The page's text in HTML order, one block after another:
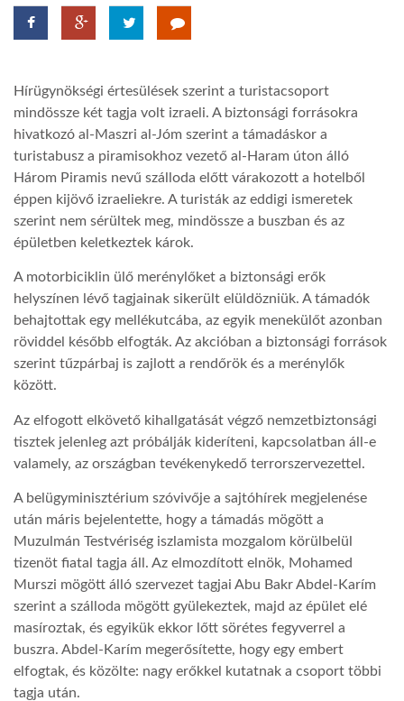
TROPICALMAGAZIN
AFRIKA TUDÁSTÁR
LINKTR.EE
GLOBOZSARU
DOBRAVERO.HU
LATIMO.HU
Hírügynökségi értesülések szerint a turistacsoport
mindössze két tagja volt izraeli. A biztonsági forrásokra
hivatkozó al-Maszri al-Jóm szerint a támadáskor a
turistabusz a piramisokhoz vezető al-Haram úton álló
Három Piramis nevű szálloda előtt várakozott a hotelből
éppen kijövő izraeliekre. A turisták az eddigi ismeretek
szerint nem sérültek meg, mindössze a buszban és az
épületben keletkeztek károk.
A motorbiciklin ülő merénylőket a biztonsági erők
helyszínen lévő tagjainak sikerült elüldözniük. A támadók
behajtottak egy mellékutcába, az egyik menekülőt azonban
röviddel később elfogták. Az akcióban a biztonsági források
szerint tűzpárbaj is zajlott a rendőrök és a merénylők
között.
Az elfogott elkövető kihallgatását végző nemzetbiztonsági
tisztek jelenleg azt próbálják kideríteni, kapcsolatban áll-e
valamely, az országban tevékenykedő terrorszervezettel.
A belügyminisztérium szóvivője a sajtóhírek megjelenése
után máris bejelentette, hogy a támadás mögött a
Muzulmán Testvériség iszlamista mozgalom körülbelül
tizenöt fiatal tagja áll. Az elmozdított elnök, Mohamed
Murszi mögött álló szervezet tagjai Abu Bakr Abdel-Karím
szerint a szálloda mögött gyülekeztek, majd az épület elé
masíroztak, és egyikük ekkor lőtt sörétes fegyverrel a
buszra. Abdel-Karím megerősítette, hogy egy embert
elfogtak, és közölte: nagy erőkkel kutatnak a csoport többi
tagja után.